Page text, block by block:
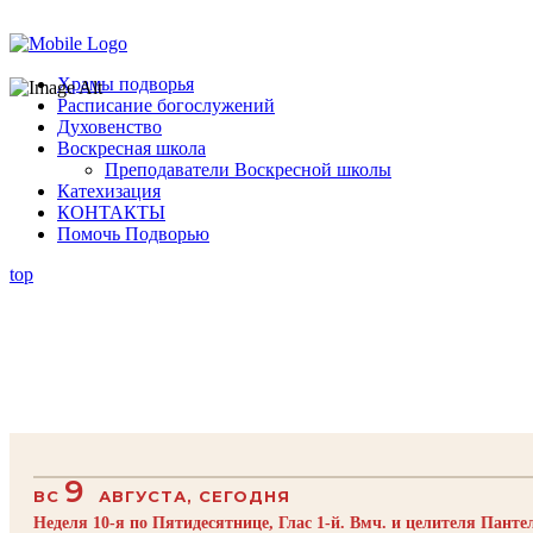
Храмы подворья
Расписание богослужений
Духовенство
Воскресная школа
Преподаватели Воскресной школы
Катехизация
КОНТАКТЫ
Помочь Подворью
top
ВС 9
АВГУСТА, СЕГОДНЯ
Неделя 10-я по Пятидесятнице, Глас 1-й. Вмч. и целителя